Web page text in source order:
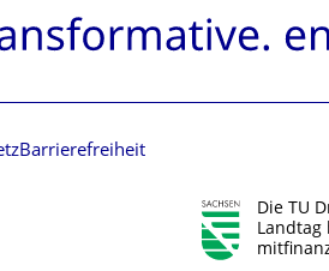
Barrierefreiheit
Die TU
Landtag